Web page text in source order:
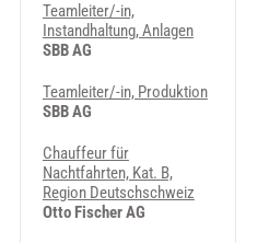
Teamleiter/-in,
Instandhaltung, Anlagen
SBB AG
Teamleiter/-in, Produktion
SBB AG
Chauffeur für
Nachtfahrten, Kat. B,
Region Deutschschweiz
Otto Fischer AG